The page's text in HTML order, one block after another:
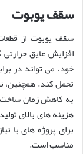
سقف یوبوت
سقف یوبوت از
افزایش عایق
خود، می تواند در
تحمل کند. همچنین،
به کاهش زمان ساخت
هزینه های بالای
برای پروژه های با
مناسب است.